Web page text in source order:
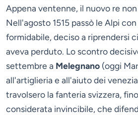
Appena ventenne, il nuovo re
Nell'agosto 1515 passò le Alpi
formidabile, deciso a riprendersi
aveva perduto. Lo scontro
settembre a Melegnano (oggi
all'artiglieria e all'aiuto dei
travolsero la fanteria svizzera,
considerata invincibile, che